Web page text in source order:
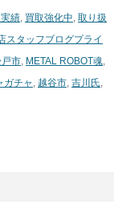
績, 買取強化中, 取り扱
スタッフブログプライ
市, METAL ​ROBOT魂,
ガチャ , 越谷市, 吉川氏,